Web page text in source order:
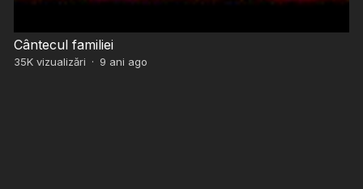
Cântecul familiei
35Kvizualizări · 9 ani ago